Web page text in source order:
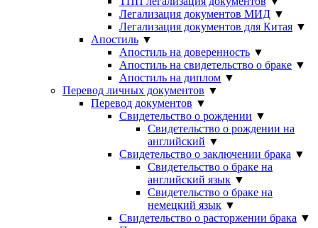
Легализация документов МИД ▼
Легализация документов для Китая ▼
Апостиль ▼
Апостиль на доверенность ▼
Апостиль на свидетельство о браке ▼
Апостиль на диплом ▼
Перевод личных документов ▼
Перевод документов ▼
Свидетельство о рождении ▼
Свидетельство о рождении на
английский ▼
Свидетельство о заключении брака ▼
Свидетельство о браке на
английский язык ▼
Свидетельство о браке на
немецкий язык ▼
Свидетельство о расторжении брака ▼